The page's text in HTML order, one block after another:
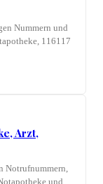
Nummern und
116117
Arzt,
Notrufnummern,
und